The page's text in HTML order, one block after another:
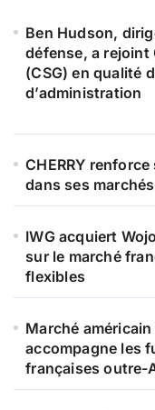
e Ben Hudson,
défense, a rejoint
(CSG) en qualité
d’administration
CHERRY
dans ses
IWG acquiert
sur le marché
flexibles
Marché
accompagne les
françaises outre-